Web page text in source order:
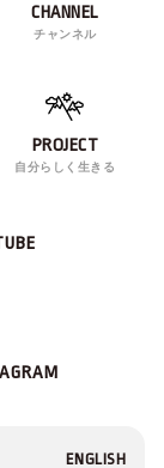
CHANNEL
チャンネル
PROJECT
自分らしく生きる